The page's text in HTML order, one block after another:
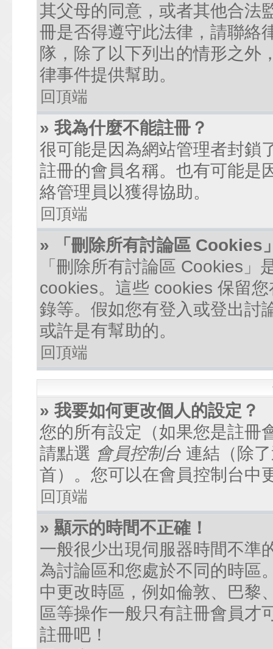
其父母的同意，或者其他合法
冊是否得遵守此法律，請聯絡
隊，除了以下列出的情形之外
律事件提供幫助。
回頂端
» 我為什麼不能註冊？
很可能是因為網站管理者封鎖
註冊的會員名稱。也有可能是
絡管理員以獲得協助。
回頂端
» 「刪除所有討論區 Cookies
「刪除所有討論區 Cookies
cookies。這些 cookies 保留
錄等。假如您有登入或登出討
或許是有幫助的。
回頂端
» 我要如何更改個人的設定？
您的所有設定（如果您是註冊
請點選 會員控制台 連結（除
首）。您可以在會員控制台中
回頂端
» 顯示的時間不正確！
一般很少出現伺服器時間不準
為討論區和您處於不同的時區
中更改時區，例如倫敦、巴黎
區等操作一般只有註冊會員才
註冊吧！